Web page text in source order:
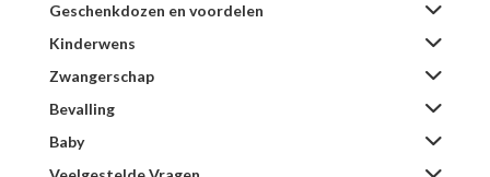
Geschenkdozen en voordelen
Kinderwens
Zwangerschap
Bevalling
Baby